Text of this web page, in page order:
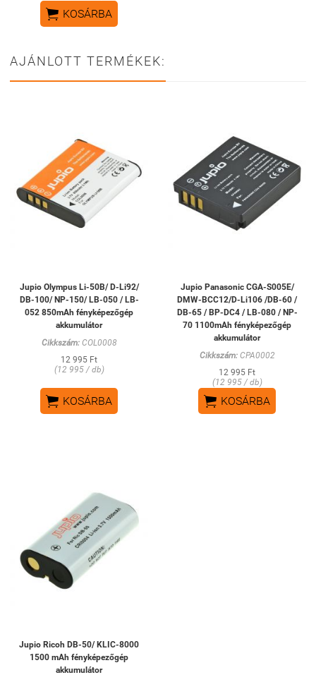
 KOSÁRBA
AJÁNLOTT TERMÉKEK:
Jupio Olympus Li-50B/ D-Li92/
DB-100/ NP-150/ LB-050 / LB-
052 850mAh fényképezőgép
akkumulátor
Cikkszám:COL0008
12 995 Ft
(12 995 / db)
 KOSÁRBA
Jupio Panasonic CGA-S005E/
DMW-BCC12/D-Li106 /DB-60 /
DB-65 / BP-DC4 / LB-080 / NP-
70 1100mAh fényképezőgép
akkumulátor
Cikkszám:CPA0002
12 995 Ft
(12 995 / db)
 KOSÁRBA
Jupio Ricoh DB-50/ KLIC-8000
1500 mAh fényképezőgép
akkumulátor